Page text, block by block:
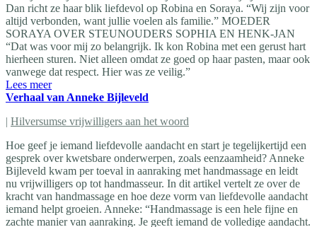
Dan richt ze haar blik liefdevol op Robina en Soraya. “Wij zijn voor
altijd verbonden, want jullie voelen als familie.” MOEDER
SORAYA OVER STEUNOUDERS SOPHIA EN HENK-JAN
“Dat was voor mij zo belangrijk. Ik kon Robina met een gerust hart
hierheen sturen. Niet alleen omdat ze goed op haar pasten, maar ook
vanwege dat respect. Hier was ze veilig.”
Lees meer
Verhaal van Anneke Bijleveld
| Hilversumse vrijwilligers aan het woord
Hoe geef je iemand liefdevolle aandacht en start je tegelijkertijd een
gesprek over kwetsbare onderwerpen, zoals eenzaamheid? Anneke
Bijleveld kwam per toeval in aanraking met handmassage en leidt
nu vrijwilligers op tot handmasseur. In dit artikel vertelt ze over de
kracht van handmassage en hoe deze vorm van liefdevolle aandacht
iemand helpt groeien. Anneke: “Handmassage is een hele fijne en
zachte manier van aanraking. Je geeft iemand de volledige aandacht.